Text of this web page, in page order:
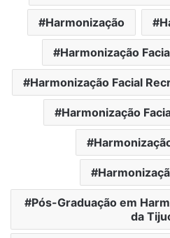
Harmonização
Harmonização
Harmonização Facial
Harmonização
Pós-Graduação em
da